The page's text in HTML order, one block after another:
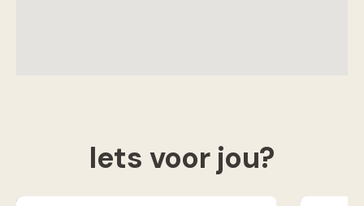
Iets voor jou?